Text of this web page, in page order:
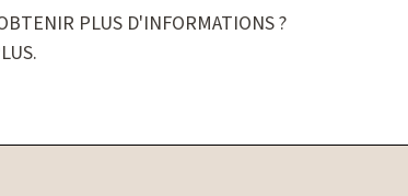
PLUS D'INFORMATIONS ?